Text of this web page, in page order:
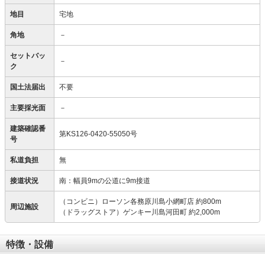
地目 宅地
角地 －
セットバッ
ク
－
国土法届出 不要
主要採光面 －
建築確認番
号
第KS126-0420-55050号
私道負担 無
接道状況 南：幅員9mの公道に9m接道
周辺施設
（コンビニ）ローソン各務原川島小網町店 約800m
（ドラッグストア）ゲンキー川島河田町 約2,000m
特徴・設備